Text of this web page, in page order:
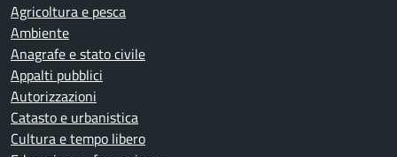
Agricoltura e pesca
Ambiente
Anagrafe e stato civile
Appalti pubblici
Autorizzazioni
Catasto e urbanistica
Cultura e tempo libero